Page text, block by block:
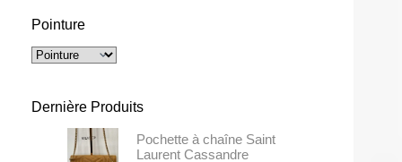
Pointure
Dernière Produits
Pochette à chaîne Saint
Laurent Cassandre